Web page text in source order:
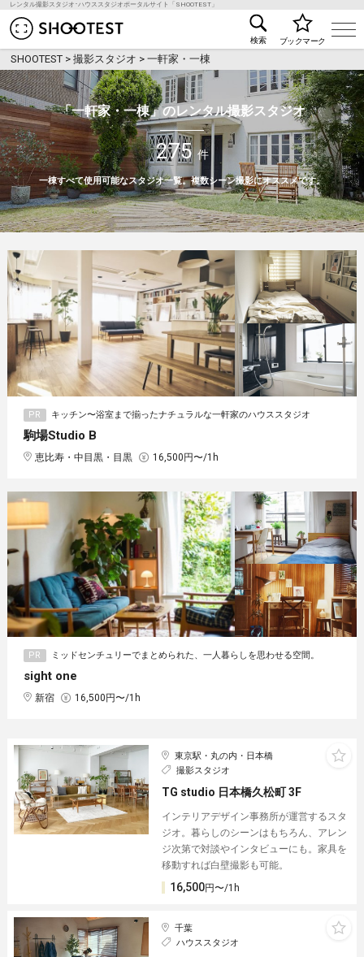
レンタル撮影スタジオ･ハウススタジオポータルサイト「SHOOTEST」
レンタル撮影スタジオ･ハウススタジオ検索の
検索 ブックマーク
SHOOTEST >撮影スタジオ >一軒家・一棟
「一軒家・一棟」のレンタル撮影スタジオ
275 件
一棟すべて使用可能なスタジオ一覧。複数シーン撮影にオススメです。
PR キッチン〜浴室まで揃ったナチュラルな一軒家のハウススタジオ
駒場Studio B
恵比寿・中目黒・目黒 16,500円〜/1h
PR ミッドセンチュリーでまとめられた、一人暮らしを思わせる空間。
sight one
新宿 16,500円〜/1h
東京駅・丸の内・日本橋
撮影スタジオ
TG studio 日本橋久松町 3F
インテリアデザイン事務所が運営するスタ
ジオ。暮らしのシーンはもちろん、アレン
ジ次第で対談やインタビューにも。家具を
移動すれば白壁撮影も可能。
16,500円〜/1h
千葉
ハウススタジオ